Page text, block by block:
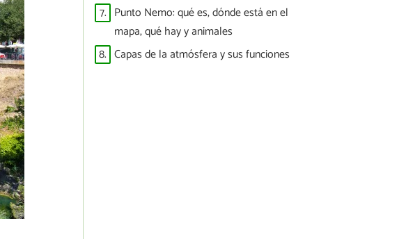
7. Punto Nemo: qué es, dónde está en el
mapa, qué hay y animales
8. Capas de la atmósfera y sus funciones